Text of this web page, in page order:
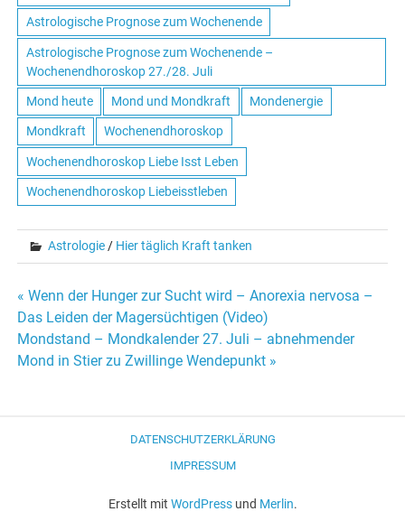
Astrologische Prognose zum Wochenende
Astrologische Prognose zum Wochenende –
Wochenendhoroskop 27./28. Juli
Mond heute Mond und Mondkraft Mondenergie
Mondkraft Wochenendhoroskop
Wochenendhoroskop Liebe Isst Leben
Wochenendhoroskop Liebeisstleben
Astrologie/ Hier täglich Kraft tanken
Beitrags-
Navigation
« Wenn der Hunger zur Sucht wird – Anorexia nervosa –
Das Leiden der Magersüchtigen (Video)
Mondstand – Mondkalender 27. Juli – abnehmender
Mond in Stier zu Zwillinge Wendepunkt »
DATENSCHUTZERKLÄRUNG
IMPRESSUM
Erstellt mit WordPressund Merlin.